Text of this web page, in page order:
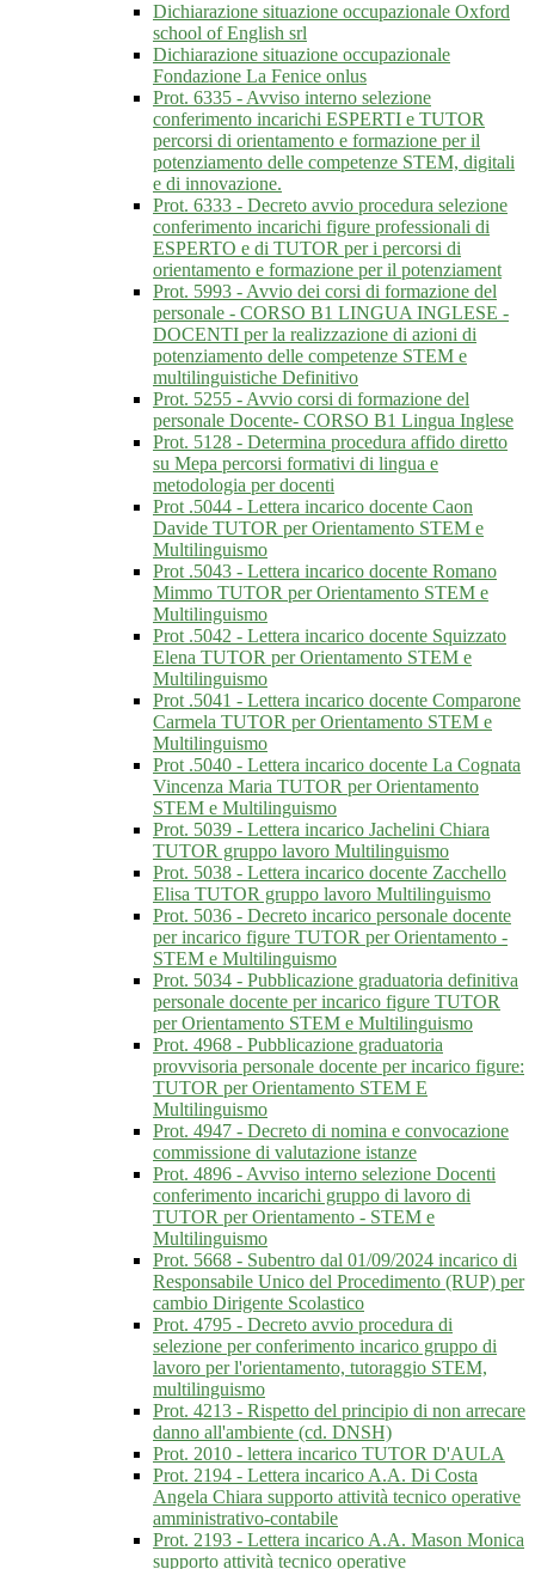
Dichiarazione situazione occupazionale Oxford
school of English srl
Dichiarazione situazione occupazionale
Fondazione La Fenice onlus
Prot. 6335 - Avviso interno selezione
conferimento incarichi ESPERTI e TUTOR
percorsi di orientamento e formazione per il
potenziamento delle competenze STEM, digitali
e di innovazione.
Prot. 6333 - Decreto avvio procedura selezione
conferimento incarichi figure professionali di
ESPERTO e di TUTOR per i percorsi di
orientamento e formazione per il potenziament
Prot. 5993 - Avvio dei corsi di formazione del
personale - CORSO B1 LINGUA INGLESE -
DOCENTI per la realizzazione di azioni di
potenziamento delle competenze STEM e
multilinguistiche Definitivo
Prot. 5255 - Avvio corsi di formazione del
personale Docente- CORSO B1 Lingua Inglese
Prot. 5128 - Determina procedura affido diretto
su Mepa percorsi formativi di lingua e
metodologia per docenti
Prot .5044 - Lettera incarico docente Caon
Davide TUTOR per Orientamento STEM e
Multilinguismo
Prot .5043 - Lettera incarico docente Romano
Mimmo TUTOR per Orientamento STEM e
Multilinguismo
Prot .5042 - Lettera incarico docente Squizzato
Elena TUTOR per Orientamento STEM e
Multilinguismo
Prot .5041 - Lettera incarico docente Comparone
Carmela TUTOR per Orientamento STEM e
Multilinguismo
Prot .5040 - Lettera incarico docente La Cognata
Vincenza Maria TUTOR per Orientamento
STEM e Multilinguismo
Prot. 5039 - Lettera incarico Jachelini Chiara
TUTOR gruppo lavoro Multilinguismo
Prot. 5038 - Lettera incarico docente Zacchello
Elisa TUTOR gruppo lavoro Multilinguismo
Prot. 5036 - Decreto incarico personale docente
per incarico figure TUTOR per Orientamento -
STEM e Multilinguismo
Prot. 5034 - Pubblicazione graduatoria definitiva
personale docente per incarico figure TUTOR
per Orientamento STEM e Multilinguismo
Prot. 4968 - Pubblicazione graduatoria
provvisoria personale docente per incarico figure:
TUTOR per Orientamento STEM E
Multilinguismo
Prot. 4947 - Decreto di nomina e convocazione
commissione di valutazione istanze
Prot. 4896 - Avviso interno selezione Docenti
conferimento incarichi gruppo di lavoro di
TUTOR per Orientamento - STEM e
Multilinguismo
Prot. 5668 - Subentro dal 01/09/2024 incarico di
Responsabile Unico del Procedimento (RUP) per
cambio Dirigente Scolastico
Prot. 4795 - Decreto avvio procedura di
selezione per conferimento incarico gruppo di
lavoro per l'orientamento, tutoraggio STEM,
multilinguismo
Prot. 4213 - Rispetto del principio di non arrecare
danno all'ambiente (cd. DNSH)
Prot. 2010 - lettera incarico TUTOR D'AULA
Prot. 2194 - Lettera incarico A.A. Di Costa
Angela Chiara supporto attività tecnico operative
amministrativo-contabile
Prot. 2193 - Lettera incarico A.A. Mason Monica
supporto attività tecnico operative